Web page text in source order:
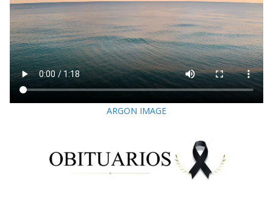
ARGON IMAGE